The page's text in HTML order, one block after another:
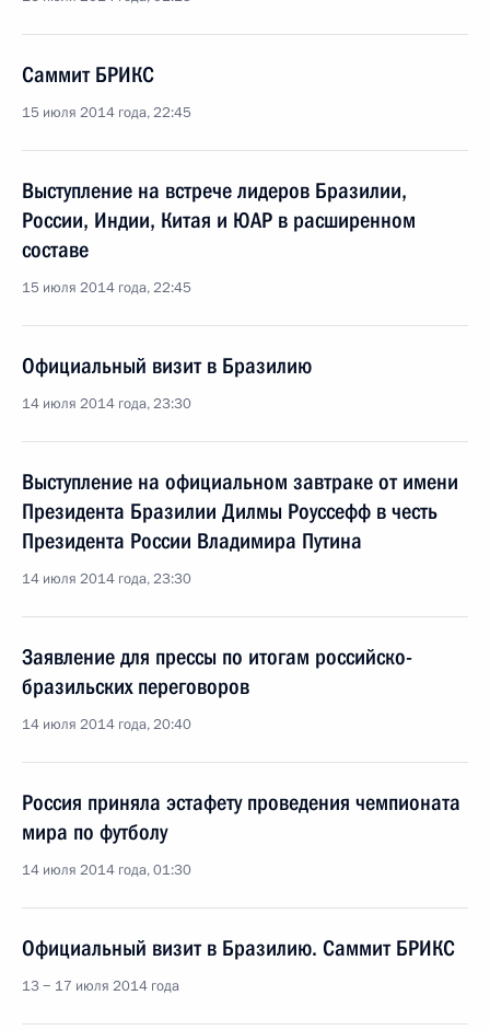
Саммит БРИКС
15 июля 2014 года, 22:45
Выступление на встрече лидеров Бразилии,
России, Индии, Китая и ЮАР в расширенном
составе
15 июля 2014 года, 22:45
Официальный визит в Бразилию
14 июля 2014 года, 23:30
Выступление на официальном завтраке от имени
Президента Бразилии Дилмы Роуссефф в честь
Президента России Владимира Путина
14 июля 2014 года, 23:30
Заявление для прессы по итогам российско-
бразильских переговоров
14 июля 2014 года, 20:40
Россия приняла эстафету проведения чемпионата
мира по футболу
14 июля 2014 года, 01:30
Официальный визит в Бразилию. Саммит БРИКС
13 − 17 июля 2014 года